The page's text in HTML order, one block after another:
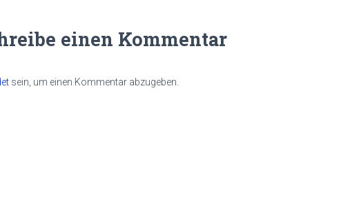
einen Kommentar
sein, um einen Kommentar abzugeben.